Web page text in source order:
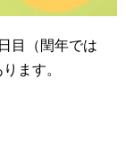
目（閏年では
ます。